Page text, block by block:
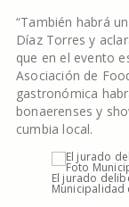
“También habrá
Díaz Torres y
que en el evento
Asociación de
gastronómica
bonaerenses y
cumbia local.
El jurado
Municipalidad